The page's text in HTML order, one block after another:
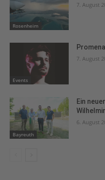
Rosenheim
7. August
Events
7. August
Bayreuth
Ein
6. August